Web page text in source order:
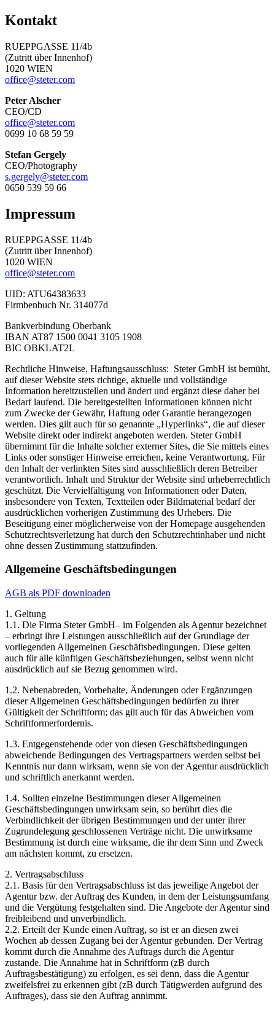
Kontakt
RUEPPGASSE 11/4b
(Zutritt über Innenhof)
1020 WIEN
office@steter.com
Peter Alscher
CEO/CD
office@steter.com
0699 10 68 59 59
Stefan Gergely
CEO/Photography
s.gergely@steter.com
0650 539 59 66
Impressum
RUEPPGASSE 11/4b
(Zutritt über Innenhof)
1020 WIEN
office@steter.com
UID: ATU64383633
Firmbenbuch Nr. 314077d
Bankverbindung Oberbank
IBAN AT87 1500 0041 3105 1908
BIC OBKLAT2L
Rechtliche Hinweise, Haftungsausschluss: Steter GmbH ist bemüht,
auf dieser Website stets richtige, aktuelle und vollständige
Information bereitzustellen und ändert und ergänzt diese daher bei
Bedarf laufend. Die bereitgestellten Informationen können nicht
zum Zwecke der Gewähr, Haftung oder Garantie herangezogen
werden. Dies gilt auch für so genannte „Hyperlinks“, die auf dieser
Website direkt oder indirekt angeboten werden. Steter GmbH
übernimmt für die Inhalte solcher externer Sites, die Sie mittels eines
Links oder sonstiger Hinweise erreichen, keine Verantwortung. Für
den Inhalt der verlinkten Sites sind ausschließlich deren Betreiber
verantwortlich. Inhalt und Struktur der Website sind urheberrechtlich
geschützt. Die Vervielfältigung von Informationen oder Daten,
insbesondere von Texten, Textteilen oder Bildmaterial bedarf der
ausdrücklichen vorherigen Zustimmung des Urhebers. Die
Beseitigung einer möglicherweise von der Homepage ausgehenden
Schutzrechtsverletzung hat durch den Schutzrechtinhaber und nicht
ohne dessen Zustimmung stattzufinden.
Allgemeine Geschäftsbedingungen
AGB als PDF downloaden
1. Geltung
1.1. Die Firma Steter GmbH– im Folgenden als Agentur bezeichnet
– erbringt ihre Leistungen ausschließlich auf der Grundlage der
vorliegenden Allgemeinen Geschäftsbedingungen. Diese gelten
auch für alle künftigen Geschäftsbeziehungen, selbst wenn nicht
ausdrücklich auf sie Bezug genommen wird.
1.2. Nebenabreden, Vorbehalte, Änderungen oder Ergänzungen
dieser Allgemeinen Geschäftsbedingungen bedürfen zu ihrer
Gültigkeit der Schriftform; das gilt auch für das Abweichen vom
Schriftformerfordernis.
1.3. Entgegenstehende oder von diesen Geschäftsbedingungen
abweichende Bedingungen des Vertragspartners werden selbst bei
Kenntnis nur dann wirksam, wenn sie von der Agentur ausdrücklich
und schriftlich anerkannt werden.
1.4. Sollten einzelne Bestimmungen dieser Allgemeinen
Geschäftsbedingungen unwirksam sein, so berührt dies die
Verbindlichkeit der übrigen Bestimmungen und der unter ihrer
Zugrundelegung geschlossenen Verträge nicht. Die unwirksame
Bestimmung ist durch eine wirksame, die ihr dem Sinn und Zweck
am nächsten kommt, zu ersetzen.
2. Vertragsabschluss
2.1. Basis für den Vertragsabschluss ist das jeweilige Angebot der
Agentur bzw. der Auftrag des Kunden, in dem der Leistungsumfang
und die Vergütung festgehalten sind. Die Angebote der Agentur sind
freibleibend und unverbindlich.
2.2. Erteilt der Kunde einen Auftrag, so ist er an diesen zwei
Wochen ab dessen Zugang bei der Agentur gebunden. Der Vertrag
kommt durch die Annahme des Auftrags durch die Agentur
zustande. Die Annahme hat in Schriftform (zB durch
Auftragsbestätigung) zu erfolgen, es sei denn, dass die Agentur
zweifelsfrei zu erkennen gibt (zB durch Tätigwerden aufgrund des
Auftrages), dass sie den Auftrag annimmt.